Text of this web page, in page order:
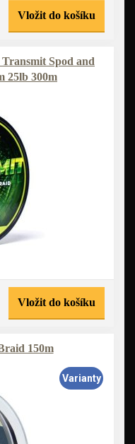
Vložit do košíku
Spod and
25lb 300m
Vložit do košíku
150m
Varianty